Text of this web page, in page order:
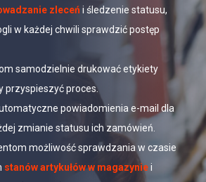
zleceńi śledzenie statusu,
w każdej chwili sprawdzić postęp
samodzielnie drukować etykiety
przyspieszyć proces.
powiadomienia e-mail dla
zmianie statusu ich zamówień.
możliwość sprawdzania w czasie
stanów artykułów w magazyniei